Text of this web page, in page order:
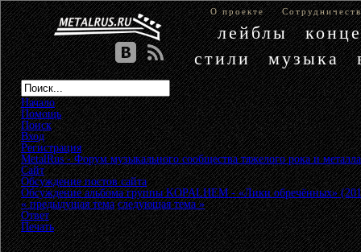
О проекте
лейблы
стили
музыка
Начало
Помощь
Поиск
Вход
Регистрация
MetalRus - Форум музыкального сообщества тяжелого рока и металла
Сайт»
Обсуждение постов сайта»
Обсуждение альбома группы KOPALHEM - «Лики обречённых»
« предыдущая тема следующая тема »
Ответ
Печать